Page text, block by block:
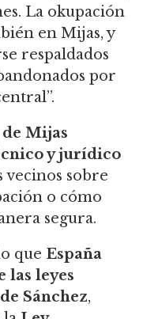
La okupación
en Mijas, y
respaldados
por
Mijas
y jurídico
vecinos sobre
o cómo
segura.
que España
las leyes
Sánchez,